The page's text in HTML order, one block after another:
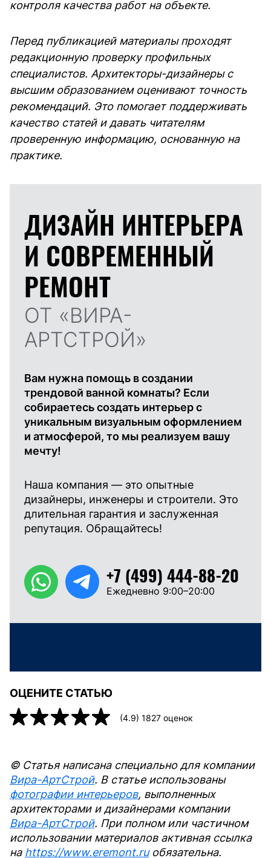
контроля качества работ на объекте.
Перед публикацией материалы проходят
редакционную проверку профильных
специалистов. Архитекторы-дизайнеры с
высшим образованием оценивают точность
рекомендаций. Это помогает поддерживать
качество статей и давать читателям
проверенную информацию, основанную на
практике.
ДИЗАЙН ИНТЕРЬЕРА
И СОВРЕМЕННЫЙ
РЕМОНТ
ОТ «ВИРА-
АРТСТРОЙ»
Вам нужна помощь в создании
трендовой ванной комнаты? Если
собираетесь создать интерьер с
уникальным визуальным оформлением
и атмосферой, то мы реализуем вашу
мечту!
Наша компания — это опытные
дизайнеры, инженеры и строители. Это
длительная гарантия и заслуженная
репутация. Обращайтесь!
+7 (499) 444-88-20
Ежедневно 9:00–20:00
ОЦЕНИТЕ СТАТЬЮ
(4.9) 1827 оценок
© Статья написана специально для компании
Вира-АртСтрой. В статье использованы
фотографии интерьеров, выполненных
архитекторами и дизайнерами компании
Вира-АртСтрой. При полном или частичном
использовании материалов активная ссылка
на https://www.eremont.ruобязательна.